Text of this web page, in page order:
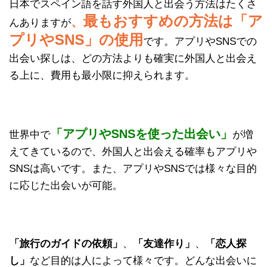
日本でスペイン語を話す外国人と出会う方法はたくさ
んありますが、 最もおすすめの方法は「ア
プリやSNS」の使用 です。アプリやSNSでの
出会い探しは、どの方法よりも確実に外国人と出会え
る上に、費用も最小限に抑えられます。
世界中で「アプリやSNSを使った出会い」
が増
えてきているので、外国人と出会える確率もアプリや
SNSは高いです。また、アプリやSNSでは様々な目的
に応じた出会いが可能。
「旅行のガイドの依頼」 、 「友達作り」 、
「恋人探
し」 など目的は人によって様々です。どんな出会いに